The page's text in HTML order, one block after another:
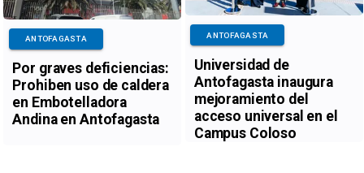
Por graves deficiencias:
Prohiben uso de caldera
en Embotelladora
Andina en Antofagasta
ANTOFAGASTA
Universidad de
Antofagasta inaugura
mejoramiento del
acceso universal en el
Campus Coloso
ANTOFAGASTA